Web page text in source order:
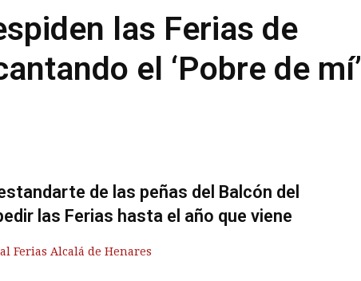
las Ferias de
el ‘Pobre de mí’
de las peñas del Balcón del
las Ferias hasta el año que viene
Ferias Alcalá de Henares